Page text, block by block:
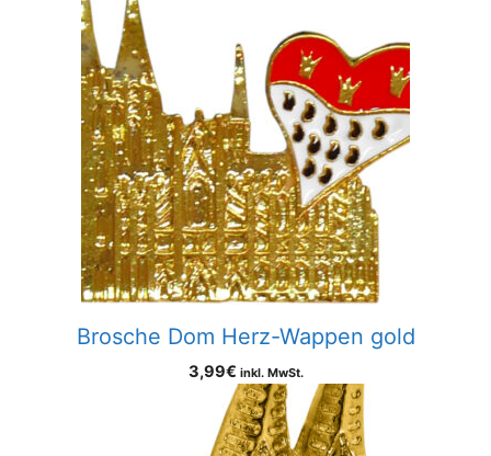
Brosche Dom Herz-Wappen gold
3,99€ inkl. MwSt.